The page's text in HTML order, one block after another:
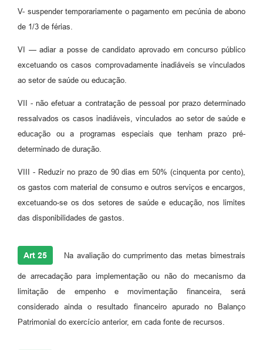
V- suspender temporariamente o pagamento em pecúnia de abono
de 1/3 de férias.
VI — adiar a posse de candidato aprovado em concurso público
excetuando os casos comprovadamente inadiáveis se vinculados
ao setor de saúde ou educação.
VII - não efetuar a contratação de pessoal por prazo determinado
ressalvados os casos inadiáveis, vinculados ao setor de saúde e
educação ou a programas especiais que tenham prazo pré-
determinado de duração.
VIII - Reduzir no prazo de 90 dias em 50% (cinquenta por cento),
os gastos com material de consumo e outros serviços e encargos,
excetuando-se os dos setores de saúde e educação, nos limites
das disponibilidades de gastos.
Art 25 Na avaliação do cumprimento das metas bimestrais
de arrecadação para implementação ou não do mecanismo da
limitação de empenho e movimentação financeira, será
considerado ainda o resultado financeiro apurado no Balanço
Patrimonial do exercício anterior, em cada fonte de recursos.